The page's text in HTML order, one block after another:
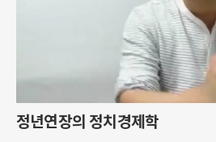
정년연장의 정치경제학